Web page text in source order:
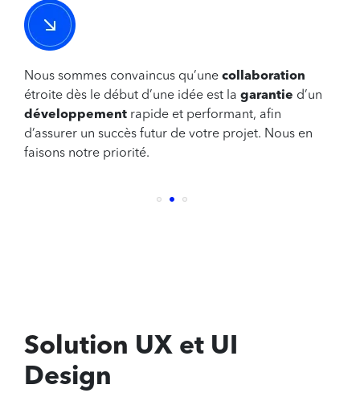
Nous sommes convaincus qu’une collaboration
étroite dès le début d’une idée est la garantie d’un
développement rapide et performant, afin
d’assurer un succès futur de votre projet. Nous en
faisons notre priorité.
Solution UX et UI
Design